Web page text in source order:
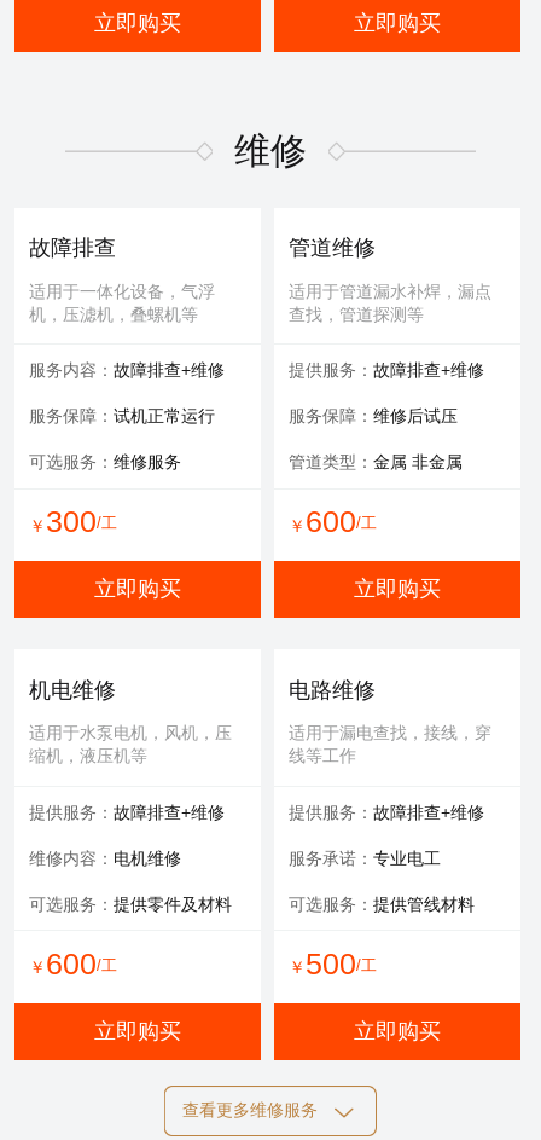
立即购买 立即购买
维修
故障排查
适用于一体化设备，气浮
机，压滤机，叠螺机等
服务内容： 故障排查+维修
服务保障： 试机正常运行
可选服务： 维修服务
￥ 300/工
立即购买
管道维修
适用于管道漏水补焊，漏点
查找，管道探测等
提供服务： 故障排查+维修
服务保障： 维修后试压
管道类型： 金属 非金属
￥ 600/工
立即购买
机电维修
适用于水泵电机，风机，压
缩机，液压机等
提供服务： 故障排查+维修
维修内容： 电机维修
可选服务： 提供零件及材料
￥ 600/工
立即购买
电路维修
适用于漏电查找，接线，穿
线等工作
提供服务： 故障排查+维修
服务承诺： 专业电工
可选服务： 提供管线材料
￥ 500/工
立即购买
膜清洗
查看更多维修服务